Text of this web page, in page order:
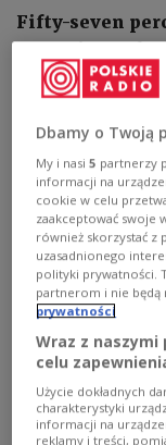
Fifty-seven
accepting
Ukraine,
eight
Refugees from
Polish capital Warsaw,
Dbamy o Twoją
My i nasi5 partnerzy
informacji na
cookie w celu
zaakceptować swoje
również skorzystać z
uzasadnionego
polityki prywatności.
partnerom i nie będą
prywatności
Wraz z
celu
Użycie dokładnych
charakterystyki
informacji na
reklamy i treści,